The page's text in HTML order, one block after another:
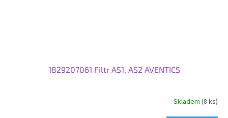
1829207061 Filtr AS1, AS2 AVENTICS
Skladem (8 ks)